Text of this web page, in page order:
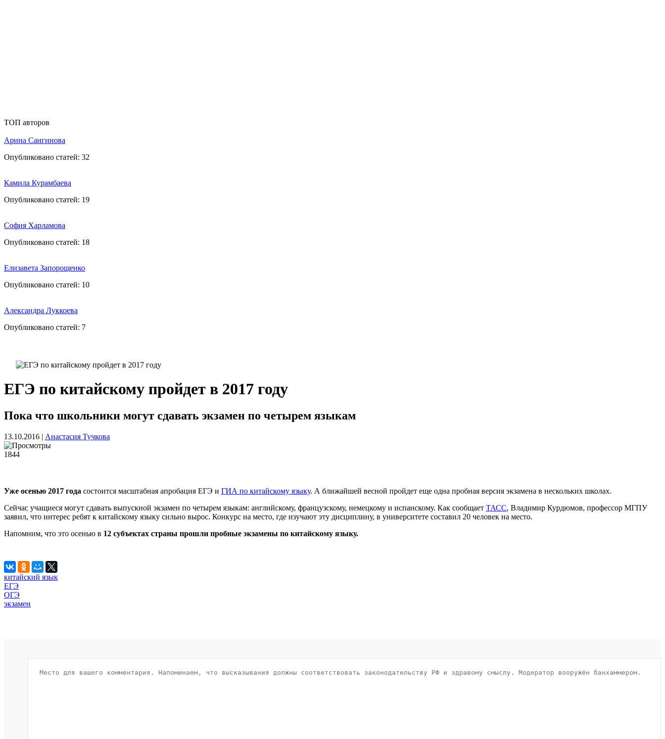
ТОП авторов
Арина Сангинова
Опубликовано статей: 32
Камила Курамбаева
Опубликовано статей: 19
София Харламова
Опубликовано статей: 18
Елизавета Запорощенко
Опубликовано статей: 10
Александра Луккоева
Опубликовано статей: 7
ЕГЭ по китайскому пройдет в 2017 году
Пока что школьники могут сдавать экзамен по четырем языкам
13.10.2016 | Анастасия Тучкова
1844
Уже осенью 2017 года состоится масштабная апробация ЕГЭ и ГИА по китайскому языку. А ближайшей весной пройдет еще одна пробная версия экзамена в нескольких школах.
Сейчас учащиеся могут сдавать выпускной экзамен по четырем языкам: английскому, французскому, немецкому и испанскому. Как сообщает ТАСС, Владимир Курдюмов, профессор МГПУ
заявил, что интерес ребят к китайскому языку сильно вырос. Конкурс на место, где изучают эту дисциплину, в университете составил 20 человек на место.
Напомним, что это осенью в 12 субъектах страны прошли пробные экзамены по китайскому языку.
китайский язык
ЕГЭ
ОГЭ
экзамен